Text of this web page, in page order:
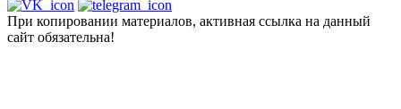
При копировании материалов, активная ссылка на данный
сайт обязательна!